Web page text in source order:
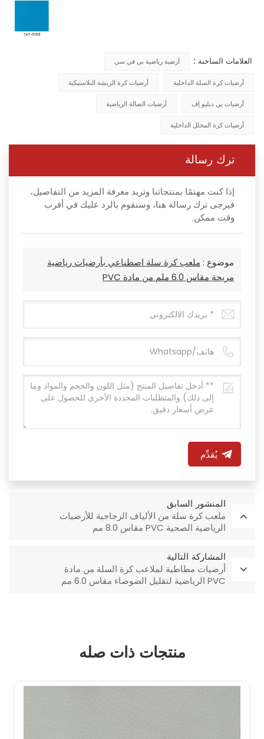
العلامات الساخنة : أرضية رياضية بي في سي
أرضيات كرة السلة الداخلية أرضيات كرة الريشة البلاستيكية
أرضيات بي دبليو إف أرضيات الصالة الرياضية
أرضيات كرة المخلل الداخلية
ترك رسالة
إذا كنت مهتمًا بمنتجاتنا وتريد معرفة المزيد من التفاصيل،
فيرجى ترك رسالة هنا، وسنقوم بالرد عليك في أقرب
وقت ممكن.
موضوع : ملعب كرة سلة اصطناعي بأرضيات رياضية
مريحة مقاس 6.0 ملم من مادة PVC
يُقدِّم
المنشور السابق
ملعب كرة سلة من الألياف الزجاجية للأرضيات
الرياضية الصحية PVC مقاس 8.0 مم
المشاركة التالية
أرضيات مطاطية لملاعب كرة السلة من مادة
PVC الرياضية لتقليل الضوضاء مقاس 6.0 مم
منتجات ذات صله